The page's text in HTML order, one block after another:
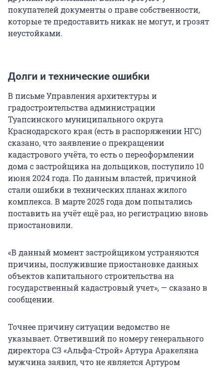
покупателей документы о праве собственности,
которые те предоставить никак не могут, и грозят
неустойками.
Долги и технические ошибки
В письме Управления архитектуры и
градостроительства администрации
Туапсинского муниципального округа
Краснодарского края (есть в распоряжении НГС)
сказано, что заявление о прекращении
кадастрового учёта, то есть о переоформлении
дома с застройщика на дольщиков, поступило 10
июня 2024 года. По данным властей, причиной
стали ошибки в технических планах жилого
комплекса. В марте 2025 года дом попытались
поставить на учёт ещё раз, но регистрацию вновь
приостановили.
«В данный момент застройщиком устраняются
причины, послужившие приостановке данных
объектов капитального строительства на
государственный кадастровый учет», — сказано в
сообщении.
Точнее причину ситуации ведомство не
указывает. Ответивший по номеру генерального
директора СЗ «Альфа-Строй» Артура Аракеляна
мужчина заявил, что не является Артуром